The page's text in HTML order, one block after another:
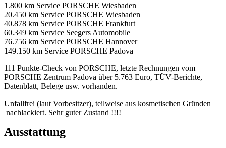
1.800 km Service PORSCHE Wiesbaden
20.450 km Service PORSCHE Wiesbaden
40.878 km Service PORSCHE Frankfurt
60.349 km Service Seegers Automobile
76.756 km Service PORSCHE Hannover
149.150 km Service PORSCHE Padova
111 Punkte-Check von PORSCHE, letzte Rechnungen vom
PORSCHE Zentrum Padova über 5.763 Euro, TÜV-Berichte,
Datenblatt, Belege usw. vorhanden.
Unfallfrei (laut Vorbesitzer), teilweise aus kosmetischen Gründen
nachlackiert. Sehr guter Zustand !!!!
Ausstattung